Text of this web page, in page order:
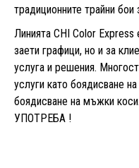
традиционните трайни бои
Линията CHI Color
заети графици, но и за
услуга и решения.
услуги като боядисване
боядисване на мъжки
УПОТРЕБА !